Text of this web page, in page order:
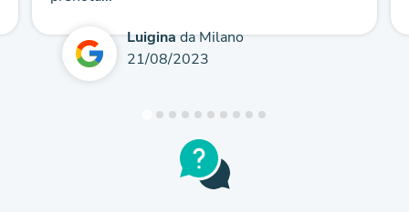
Luiginada Milano
21/08/2023